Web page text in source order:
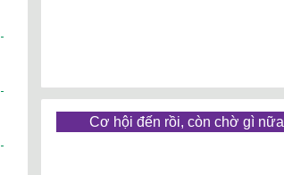
Cơ hội đến rồi, còn chờ gì nữa